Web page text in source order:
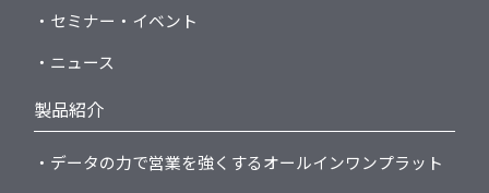
・セミナー・イベント
・ニュース
製品紹介
・データの力で営業を強くするオールインワンプラット